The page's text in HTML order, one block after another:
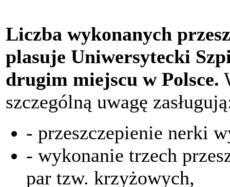
Liczba wykonanych
plasuje Uniwersytecki
drugim miejscu w Polsce.
szczególną uwagę
- przeszczepienie nerki
- wykonanie trzech
par tzw. krzyżowych,